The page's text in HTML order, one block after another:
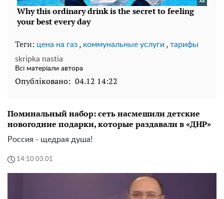
Теги: цена на газ , коммунальные услуги , тарифы
skripka nastia
Всі матеріали автора
Опубліковано: 04.12 14:22
Поминальный набор: сеть насмешили детские
новогодние подарки, которые раздавали в «ДНР»
Россия - щедрая душа!
14:10 03.01